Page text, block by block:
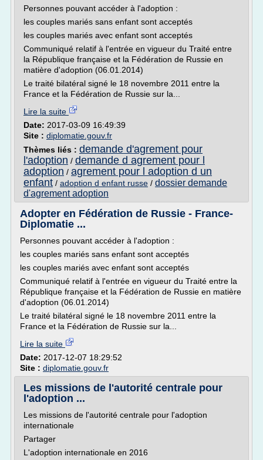
Personnes pouvant accéder à l'adoption :
les couples mariés sans enfant sont acceptés
les couples mariés avec enfant sont acceptés
Communiqué relatif à l'entrée en vigueur du Traité entre
la République française et la Fédération de Russie en
matière d'adoption (06.01.2014)
Le traité bilatéral signé le 18 novembre 2011 entre la
France et la Fédération de Russie sur la...
Lire la suite
Date: 2017-03-09 16:49:39
Site : diplomatie.gouv.fr
Thèmes liés : demande d'agrement pour
l'adoption / demande d agrement pour l
adoption / agrement pour l adoption d un
enfant / adoption d enfant russe / dossier demande
d'agrement adoption
Adopter en Fédération de Russie - France-
Diplomatie ...
Personnes pouvant accéder à l'adoption :
les couples mariés sans enfant sont acceptés
les couples mariés avec enfant sont acceptés
Communiqué relatif à l'entrée en vigueur du Traité entre la
République française et la Fédération de Russie en matière
d'adoption (06.01.2014)
Le traité bilatéral signé le 18 novembre 2011 entre la
France et la Fédération de Russie sur la...
Lire la suite
Date: 2017-12-07 18:29:52
Site : diplomatie.gouv.fr
Les missions de l'autorité centrale pour
l'adoption ...
Les missions de l'autorité centrale pour l'adoption
internationale
Partager
L'adoption internationale en 2016